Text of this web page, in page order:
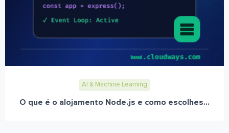
AI & Machine Learning
O que é o alojamento Node.js e como escolhes...